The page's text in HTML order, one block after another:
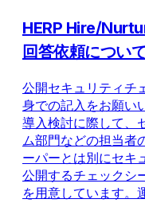
HERP Hire/
回答依頼につい
公開セキュリティチ
身での記入をお願
導入検討に際して、
ム部門などの担当者
ーパーとは別にセキ
公開するチェックシ
を用意しています。